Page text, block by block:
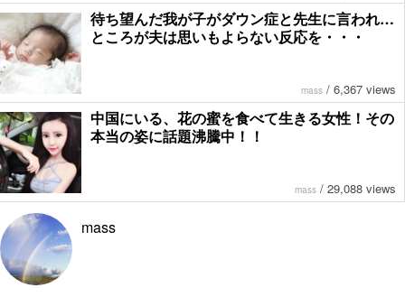
待ち望んだ我が子がダウン症と先生に言われ…
ところが夫は思いもよらない反応を・・・
mass / 6,367 views
中国にいる、花の蜜を食べて生きる女性！その
本当の姿に話題沸騰中！！
mass / 29,088 views
mass